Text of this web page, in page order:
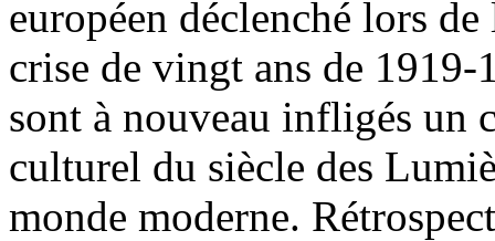
européen déclenché lors
crise de vingt ans de
sont à nouveau infligés un
culturel du siècle des
monde moderne.